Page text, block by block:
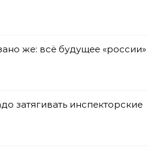
же: всё будущее «россии»
затягивать инспекторские